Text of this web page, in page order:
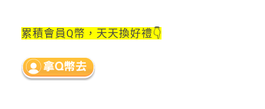
累積會員Q幣，天天換好禮👇